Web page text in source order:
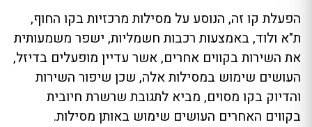
הפעלת קו זה, הנוסע על מסילות מרכזיות בקו החוף,
ת"א ולוד, באמצעות רכבות חשמליות, ישפר משמעותית
את השירות בקווים אחרים, אשר עדיין מופעלים בדיזל,
העושים שימוש במסילות אלה, שכן שיפור השירות
והדיוק בקו מסוים, מביא לתגובת שרשרת חיובית
בקווים האחרים העושים שימוש באותן מסילות.